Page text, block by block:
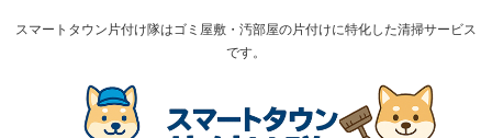
スマートタウン片付け隊はゴミ屋敷・汚部屋の片付けに特化した清掃サービス
です。